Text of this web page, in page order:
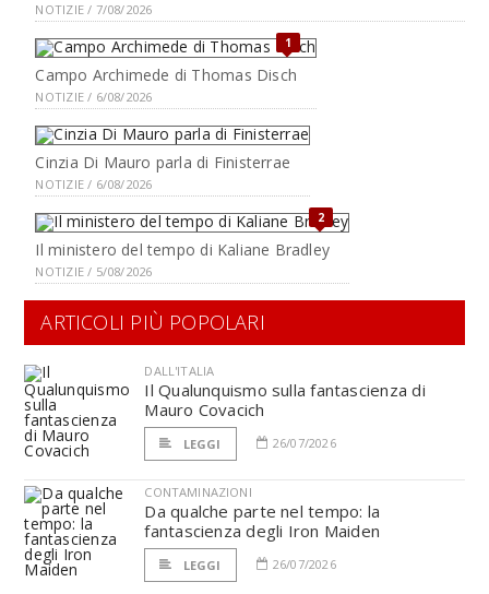
NOTIZIE / 7/08/2026
1
Campo Archimede di Thomas Disch
NOTIZIE / 6/08/2026
Cinzia Di Mauro parla di Finisterrae
NOTIZIE / 6/08/2026
2
Il ministero del tempo di Kaliane Bradley
NOTIZIE / 5/08/2026
ARTICOLI PIÙ POPOLARI
DALL'ITALIA
Il Qualunquismo sulla fantascienza di
Mauro Covacich
LEGGI 26/07/2026
CONTAMINAZIONI
Da qualche parte nel tempo: la
fantascienza degli Iron Maiden
LEGGI 26/07/2026